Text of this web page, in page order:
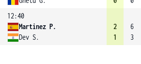
12:40
Martinez P.
Dev S.
2
1
6
3